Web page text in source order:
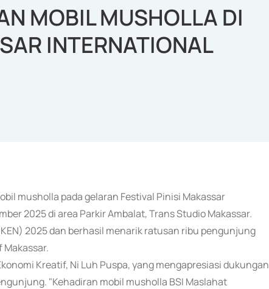
MOBIL MUSHOLLA DI
INTERNATIONAL
musholla pada gelaran Festival Pinisi Makassar
2025 di area Parkir Ambalat, Trans Studio Makassar.
2025 dan berhasil menarik ratusan ribu pengunjung
Kreatif, Ni Luh Puspa, yang mengapresiasi dukungan
"Kehadiran mobil musholla BSI Maslahat